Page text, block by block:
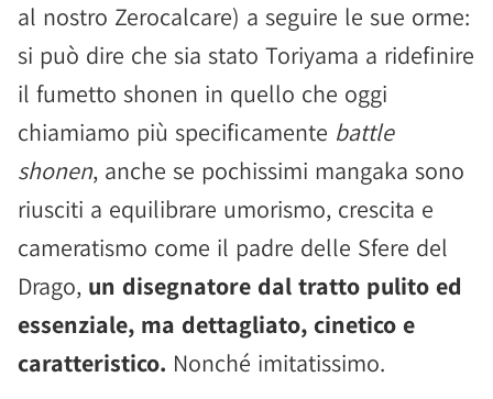
al nostro Zerocalcare) a seguire le sue orme:
si può dire che sia stato Toriyama a ridefinire
il fumetto shonen in quello che oggi
chiamiamo più specificamente battle
shonen, anche se pochissimi mangaka sono
riusciti a equilibrare umorismo, crescita e
cameratismo come il padre delle Sfere del
Drago, un disegnatore dal tratto pulito ed
essenziale, ma dettagliato, cinetico e
caratteristico. Nonché imitatissimo.